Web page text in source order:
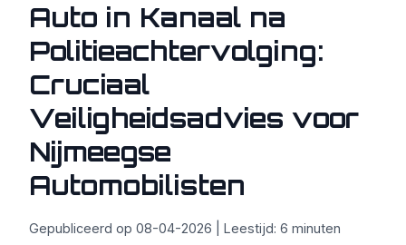
Auto in Kanaal na
Politieachtervolging:
Cruciaal
Veiligheidsadvies voor
Nijmeegse
Automobilisten
Gepubliceerd op 08-04-2026 | Leestijd: 6 minuten